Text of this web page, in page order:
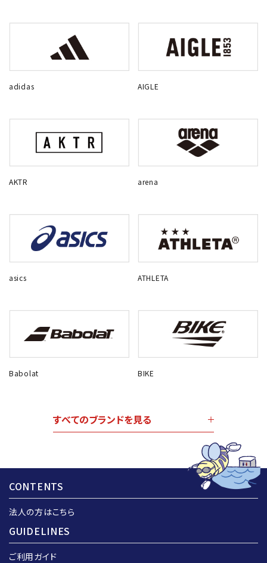
adidas AIGLE
AKTR arena
asics ATHLETA
Babolat BIKE
すべてのブランドを見る
CONTENTS
法人の方はこちら
GUIDELINES
ご利用ガイド